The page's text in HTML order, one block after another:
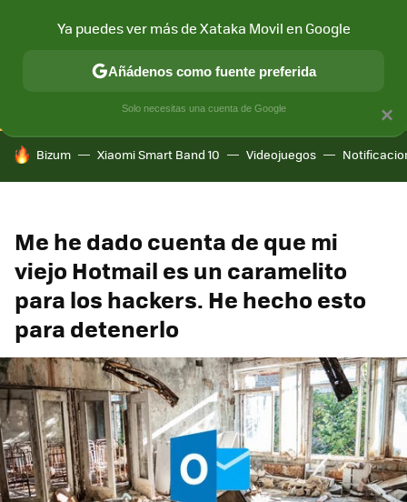
CONECTIVIDAD MÓVIL Y SOCIEDAD APLICACIONES
HOY SE HABLA DE
Bizum Xiaomi Smart Band 10 Videojuegos
Me he dado cuenta de que mi
viejo Hotmail es un caramelito
para los hackers. He hecho esto
para detenerlo
×
Ya puedes ver más de Xataka Movil en Google
Añádenos como fuente preferida
Solo necesitas una cuenta de Google